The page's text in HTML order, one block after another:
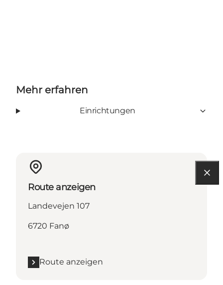
Mehr erfahren
Einrichtungen
Route anzeigen
Landevejen 107
6720 Fanø
Route anzeigen